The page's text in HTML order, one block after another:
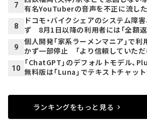
7
有名YouTuberの音声を不正に流し
8
ドコモ・バイクシェアのシステム障
ず 8月1日以降の利用者には「全額返
9
個人開発「家系ラーメンマニア」で
かず一部停止 「より信頼していただ
10
「ChatGPT」のデフォルトモデル、
無料版は「Luna」でテキストチャッ
ランキングをもっと見る